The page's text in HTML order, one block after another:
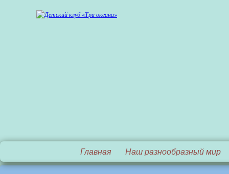
Главная Наш разнообразный мир